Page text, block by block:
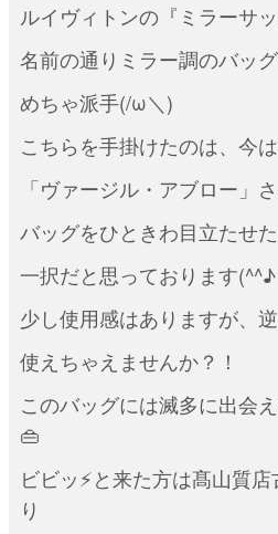
ルイヴィトンの『ミラーサ
名前の通りミラー調のバッ
めちゃ派手(/ω＼)
こちらを手掛けたのは、今
「ヴァージル・アブロー」
バッグをひときわ目立たせ
一択だと思っております(^^♪
少し使用感はありますが、
使えちゃえませんか？！
このバッグには滅多に出会
👜
ビビッ⚡と来た方は髙山質
り